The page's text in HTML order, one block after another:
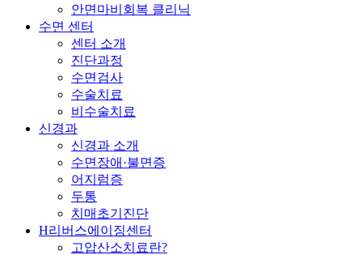
안면마비회복 클리닉
수면 센터
센터 소개
진단과정
수면검사
수술치료
비수술치료
신경과
신경과 소개
수면장애·불면증
어지럼증
두통
치매초기진단
H리버스에이징센터
고압산소치료란?